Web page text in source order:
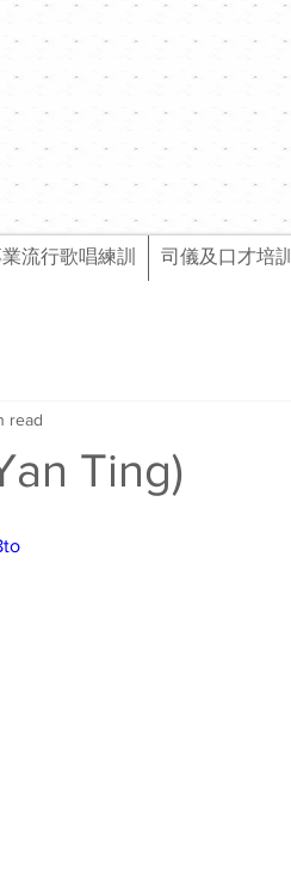
流行歌唱練訓 司儀及口才培訓
Ting)
read